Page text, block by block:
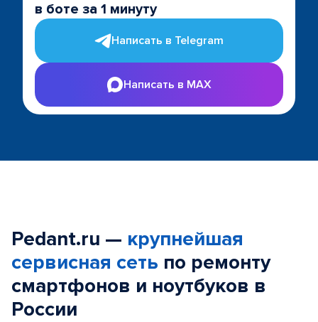
в боте за 1 минуту
Написать в Telegram
Написать в MAX
Pedant.ru — крупнейшая
сервисная сеть по ремонту
смартфонов и ноутбуков в
России